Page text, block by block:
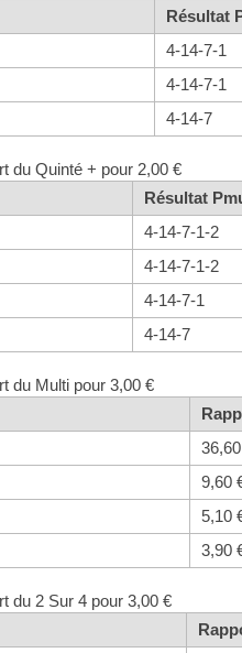
Résultat
4-14-7-1
4-14-7-1
4-14-7
du Quinté + pour 2,00 €
Résultat
4-14-7-1-2
4-14-7-1-2
4-14-7-1
4-14-7
du Multi pour 3,00 €
9,60
5,10
3,90
du 2 Sur 4 pour 3,00 €